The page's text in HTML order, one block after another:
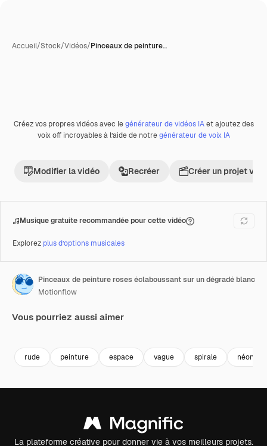
Accueil/Stock/Vidéos/Pinceaux de peinture…
Premium
Créez vos propres vidéos avec legénérateur de vidéos IAet ajoutez des
voix off incroyables à l’aide de notregénérateur de voix IA
Modifier la vidéo Recréer Créer un projet
Musique gratuite recommandée pour cette vidéo
Explorez plus d’options musicales
Pinceaux de peinture roses éclaboussant sur un dégradé blanc
Motionflow
Vous pourriez aussi aimer
rude peinture espace vague spirale néon
La plateforme créative pour donner vie à vos meilleurs projets.